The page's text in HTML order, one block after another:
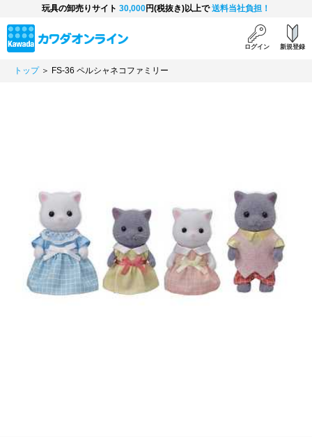
玩具の卸売りサイト 30,000円(税抜き)以上で送料当社負担！
ログイン 新規登録
トップ＞ FS-36 ペルシャネコファミリー